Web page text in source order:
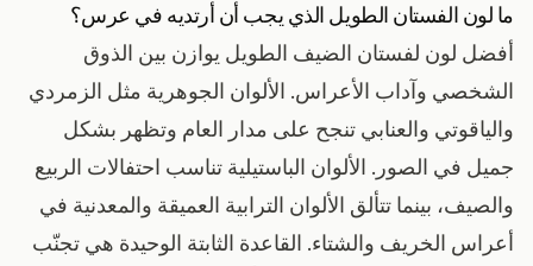
ما لون الفستان الطويل الذي يجب أن أرتديه في عرس؟
أفضل لون لفستان الضيف الطويل يوازن بين الذوق
الشخصي وآداب الأعراس. الألوان الجوهرية مثل الزمردي
والياقوتي والعنابي تنجح على مدار العام وتظهر بشكل
جميل في الصور. الألوان الباستيلية تناسب احتفالات الربيع
والصيف، بينما تتألق الألوان الترابية العميقة والمعدنية في
أعراس الخريف والشتاء. القاعدة الثابتة الوحيدة هي تجنّب